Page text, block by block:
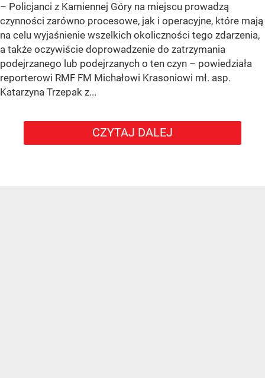
– Policjanci z Kamiennej Góry na miejscu prowadzą
czynności zarówno procesowe, jak i operacyjne, które mają
na celu wyjaśnienie wszelkich okoliczności tego zdarzenia,
a także oczywiście doprowadzenie do zatrzymania
podejrzanego lub podejrzanych o ten czyn – powiedziała
reporterowi RMF FM Michałowi Krasoniowi mł. asp.
Katarzyna Trzepak z...
CZYTAJ DALEJ